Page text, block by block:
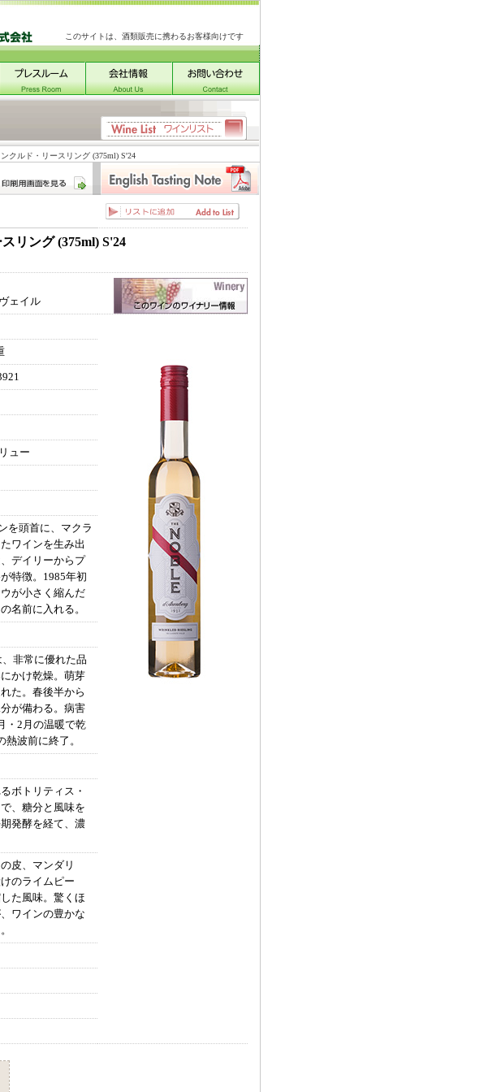
このサイトは、酒類販売に携わるお客様向けです
クルド・リースリング (375ml) S'24
リング (375ml) S'24
ェイル
ュー
を頭首に、マクラ
ワインを生み出
デイリーからプ
特徴。1985年初
が小さく縮んだ
名前に入れる。
非常に優れた品
かけ乾燥。萌芽
た。春後半から
が備わる。病害
・2月の温暖で乾
波前に終了。
ボトリティス・
、糖分と風味を
発酵を経て、濃
皮、マンダリ
のライムピー
た風味。驚くほ
ワインの豊かな